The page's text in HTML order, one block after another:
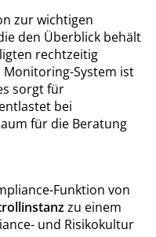
zur wichtigen
den Überblick behält
rechtzeitig
Monitoring-System ist
sorgt für
bei
für die Beratung
Funktion von
zu einem
und Risikokultur